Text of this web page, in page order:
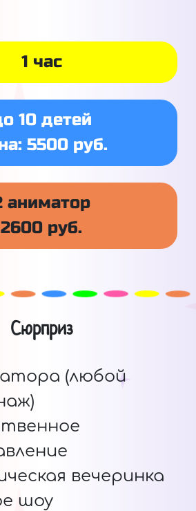
1 час
10 детей
5500 руб.
аниматор
2600 руб.
Сюрприз
(любой
вечеринка
шоу